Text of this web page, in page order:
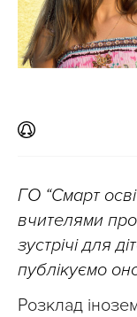
ГО “Смарт
вчителями
зустрічі для
публікуємо
Розклад